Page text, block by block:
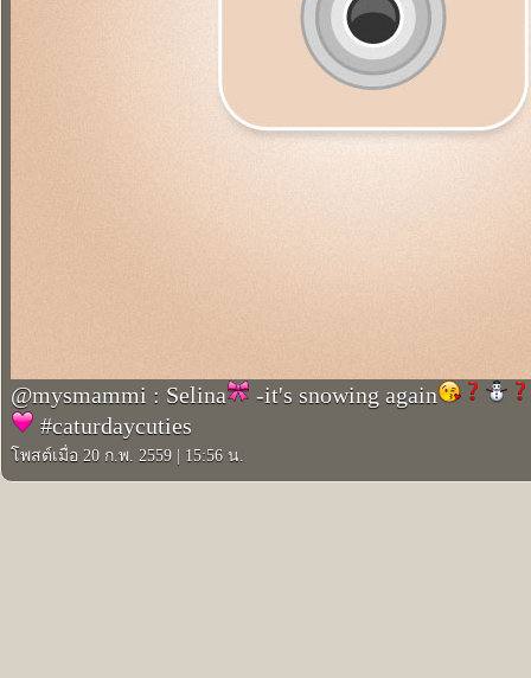
@mysmammi : Selina
-it's snowing again
#caturdaycuties
โพสต์เมื่อ 20 ก.พ. 2559 15:56 น.